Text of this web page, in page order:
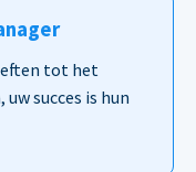
tot het
succes is hun